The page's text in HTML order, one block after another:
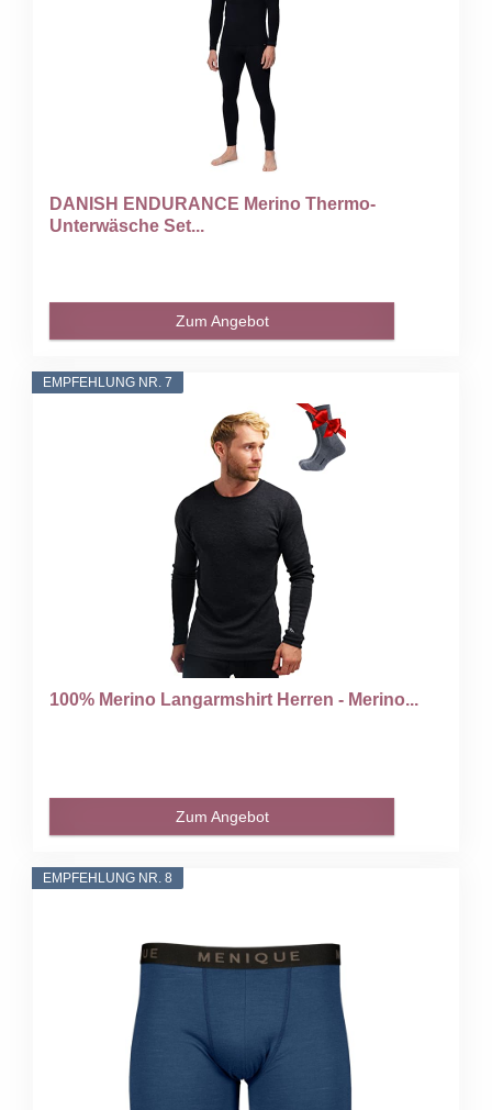
DANISH ENDURANCE Merino Thermo-
Unterwäsche Set...
Zum Angebot
EMPFEHLUNG NR. 7
100% Merino Langarmshirt Herren - Merino...
Zum Angebot
EMPFEHLUNG NR. 8